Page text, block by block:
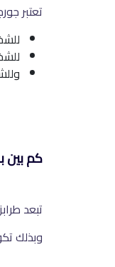
تعتبر
للشخص
للشخص
كم بين
تبعد طرابزون عن مدينة باتومي
وبذلك